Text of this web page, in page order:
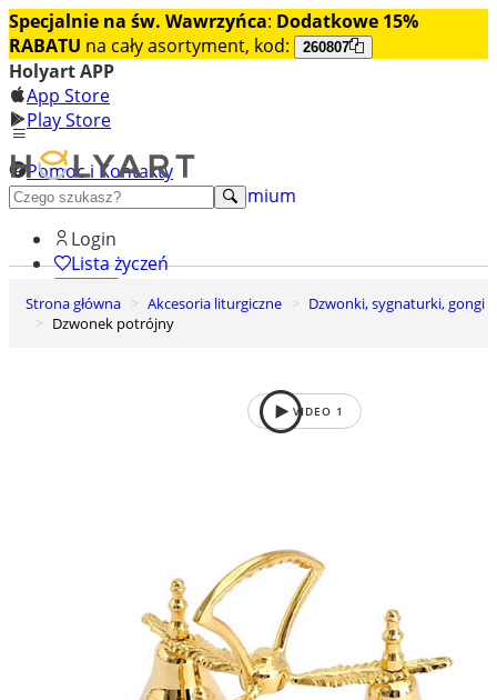
Specjalnie na św. Wawrzyńca: Dodatkowe 15%
RABATU na cały asortyment, kod: 260807
Holyart APP
App Store
Play Store
Pomoc i Kontakty
+48 222 922 860
Odkryj premium
Login
Lista życzeń
0
Koszyk
Strona główna Akcesoria liturgiczne
Dzwonki, sygnaturki, gongi
Dzwonek potrójny
VIDEO 1